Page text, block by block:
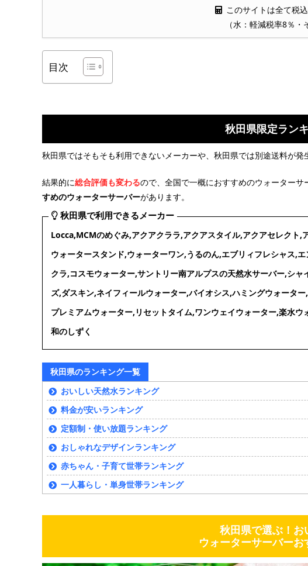
このサイトは全て税
（水：軽減税率8％・
目次
秋田県限定ラン
秋田県ではそもそも利用できないメーカーや、秋田県では別途送料が発
結果的に総合評価も変わるので、全国で一概におすすめのウォーターサ
すめのウォーターサーバーがあります。
秋田県で利用できるメーカー
Locca,MCMのめぐみ,アクアクララ,アクアスタイル,アクアセレクト
ウォータースタンド,ウォーターワン,うるのん,エブリィフレシャス,
クラ,コスモウォーター,サントリー南アルプスの天然水サーバー,シ
ズ,ダスキン,ネイフィールウォーター,バイオシス,ハミングウォータ
プレミアムウォーター,リセットタイム,ワンウェイウォーター,楽水
和のしずく
秋田県のランキング一覧
おいしい天然水ランキング
料金が安いランキング
定額制・使い放題ランキング
おしゃれなデザインランキング
赤ちゃん・子育て世帯ランキング
一人暮らし・単身世帯ランキング
秋田県で選ぶ！お
ウォーターサーバー